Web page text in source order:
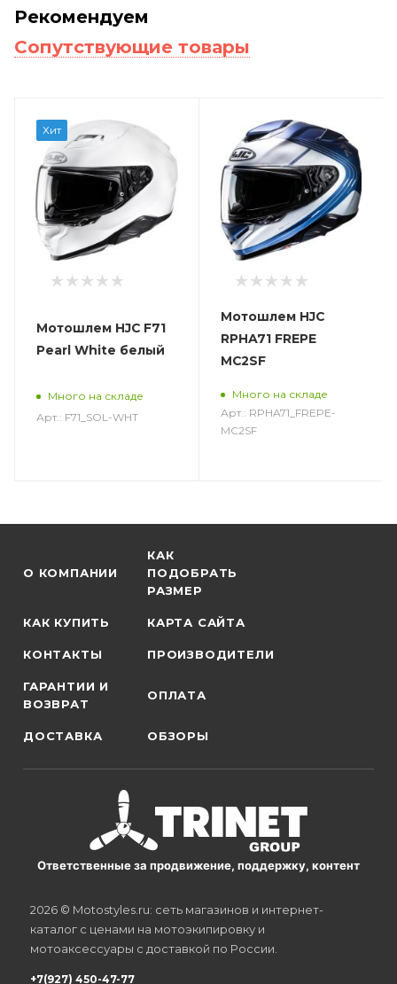
Рекомендуем
Сопутствующие товары
Хит
Мотошлем HJC F71
Pearl White белый
Много на складе
Арт.: F71_SOL-WHT
Мотошлем HJC
RPHA71 FREPE
MC2SF
Много на складе
Арт.: RPHA71_FREPE-
MC2SF
О КОМПАНИИ
КАК
ПОДОБРАТЬ
РАЗМЕР
КАК КУПИТЬ КАРТА САЙТА
КОНТАКТЫ ПРОИЗВОДИТЕЛИ
ГАРАНТИИ И
ВОЗВРАТ
ОПЛАТА
ДОСТАВКА ОБЗОРЫ
Ответственные за продвижение, поддержку, контент
2026 © Motostyles.ru: сеть магазинов и интернет-
каталог с ценами на мотоэкипировку и
мотоаксессуары с доставкой по России.
+7(927) 450-47-77